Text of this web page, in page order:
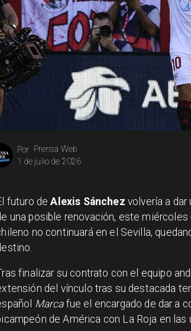
Prensa Web
Por
1 de julio de 2026
futuro deAlexis Sánchez volvería a
una posible renovación, este
no continuará en el Sevilla,
finalizar su contrato con el equipo
del vínculo tras su destacada
Marcafue el encargado de dar a
de América con La Roja en las